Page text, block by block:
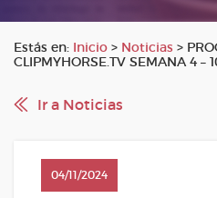
Estás en: Inicio > Noticias >
CLIPMYHORSE.TV SEMANA 4 –
Ir a Noticias
04/11/2024